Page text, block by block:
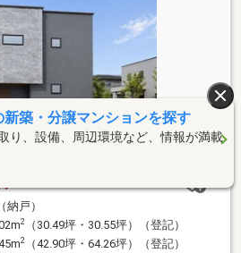
納戸）
2
（30.49坪・30.55坪）（登記）
2 （42.90坪・64.26坪）（登記）
新築・分譲マンションを探す
り、設備、周辺環境など、情報が満載